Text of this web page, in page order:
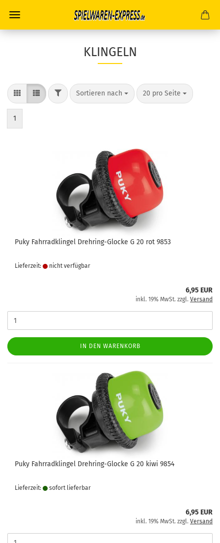
KLINGELN
FILTERSortieren nach
Sortieren nach 20 pro Seite
pro Seite
1
Puky Fahrradklingel Drehring-Glocke G 20 rot 9853
Lieferzeit: nicht verfügbar
6,95 EUR
inkl. 19% MwSt. zzgl. Versand
IN DEN WARENKORB
Puky Fahrradklingel Drehring-Glocke G 20 kiwi 9854
Lieferzeit: sofort lie­fer­bar
6,95 EUR
inkl. 19% MwSt. zzgl. Versand